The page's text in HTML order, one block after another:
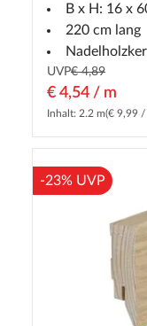
B x H: 16 x
220 cm lang
UVP€ 4,89
€ 4,54 / m
Inhalt: 2.2 m(€ 9,99 /
-23% UVP